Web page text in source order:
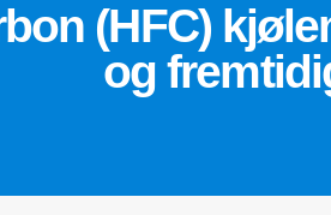
(HFC)
og